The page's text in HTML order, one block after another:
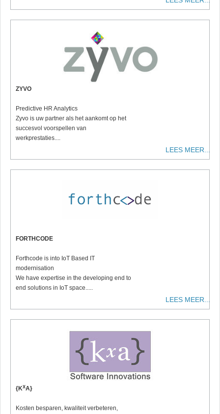
ZYVO
Predictive HR Analytics
Zyvo is uw partner als het aankomt op het
succesvol voorspellen van
werkprestaties....
LEES MEER...
FORTHCODE
Forthcode is into IoT Based IT
modernisation
We have expertise in the developing end to
end solutions in IoT space.....
LEES MEER...
{KXA}
Kosten besparen, kwaliteit verbeteren,